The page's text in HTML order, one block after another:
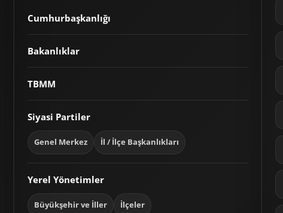
Cumhurbaşkanlığı
Bakanlıklar
TBMM
Siyasi Partiler
Genel Merkez İl / İlçe Başkanlıkları
Yerel Yönetimler
Büyükşehir ve İller İlçeler